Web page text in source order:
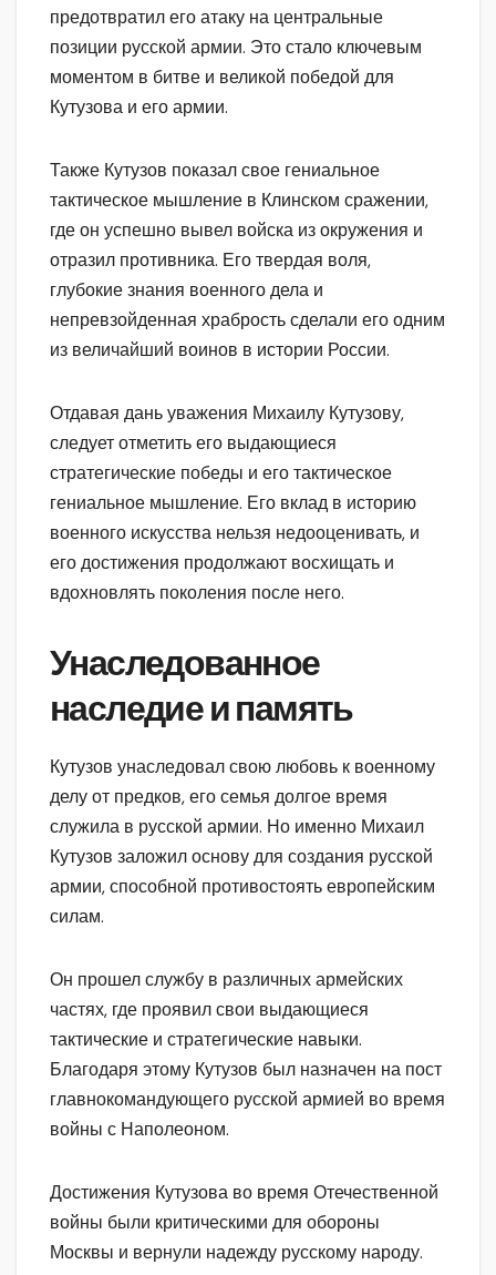
предотвратил его атаку на центральные
позиции русской армии. Это стало ключевым
моментом в битве и великой победой для
Кутузова и его армии.
Также Кутузов показал свое гениальное
тактическое мышление в Клинском сражении,
где он успешно вывел войска из окружения и
отразил противника. Его твердая воля,
глубокие знания военного дела и
непревзойденная храбрость сделали его одним
из величайший воинов в истории России.
Отдавая дань уважения Михаилу Кутузову,
следует отметить его выдающиеся
стратегические победы и его тактическое
гениальное мышление. Его вклад в историю
военного искусства нельзя недооценивать, и
его достижения продолжают восхищать и
вдохновлять поколения после него.
Унаследованное
наследие и память
Кутузов унаследовал свою любовь к военному
делу от предков, его семья долгое время
служила в русской армии. Но именно Михаил
Кутузов заложил основу для создания русской
армии, способной противостоять европейским
силам.
Он прошел службу в различных армейских
частях, где проявил свои выдающиеся
тактические и стратегические навыки.
Благодаря этому Кутузов был назначен на пост
главнокомандующего русской армией во время
войны с Наполеоном.
Достижения Кутузова во время Отечественной
войны были критическими для обороны
Москвы и вернули надежду русскому народу.